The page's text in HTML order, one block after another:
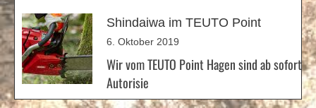
Shindaiwa im TEUTO Point
6. Oktober 2019
Wir vom TEUTO Point Hagen sind ab sofort
Autorisie